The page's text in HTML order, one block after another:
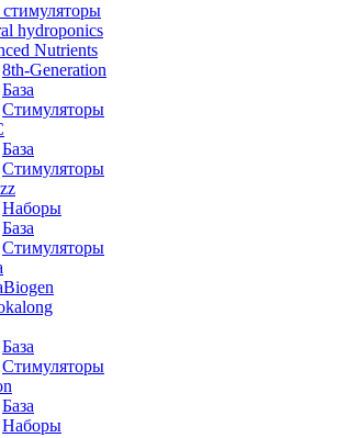
hydroponics
Nutrients
8th-Generation
База
Стимуляторы
База
Стимуляторы
Наборы
База
Стимуляторы
База
Стимуляторы
База
Наборы